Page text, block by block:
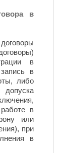
в
в
в
либо
в
или
при
в